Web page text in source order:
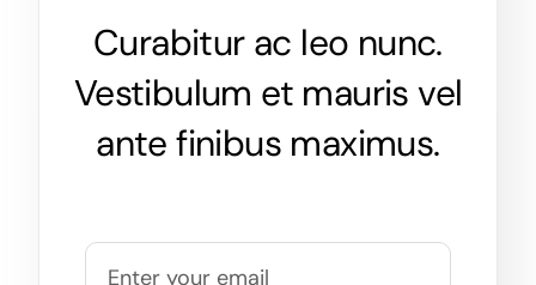
Curabitur ac leo nunc.
Vestibulum et mauris vel
ante finibus maximus.